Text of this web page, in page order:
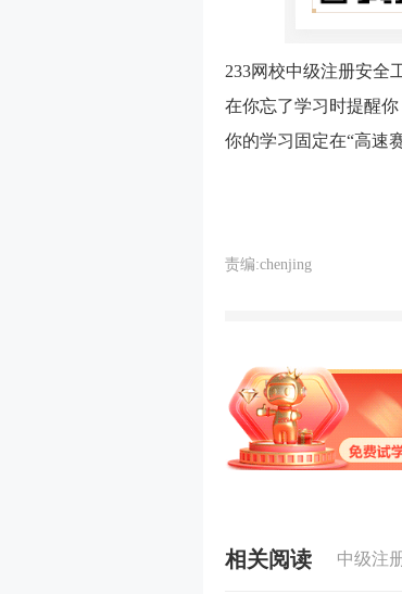
233网校中级注册安全
在你忘了学习时提醒
你的学习固定在“高速
责编:chenjing
相关阅读 中级注